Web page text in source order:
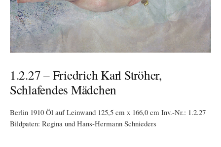
1.2.27 – Friedrich Karl Ströher,
Schlafendes Mädchen
Berlin 1910 Öl auf Leinwand 125,5 cm x 166,0 cm Inv.-Nr.: 1.2.27
Bildpaten: Regina und Hans-Hermann Schnieders